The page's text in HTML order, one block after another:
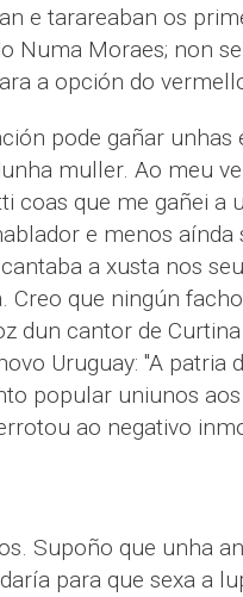
e tarareaban os
Numa Moraes; non
a opción do
pode gañar
muller. Ao meu
coas que me gañei a
e menos aínda
a xusta nos
Creo que ningún
dun cantor de
Uruguay: "A patria
popular uniunos
ao negativo
Supoño que unha
para que sexa a